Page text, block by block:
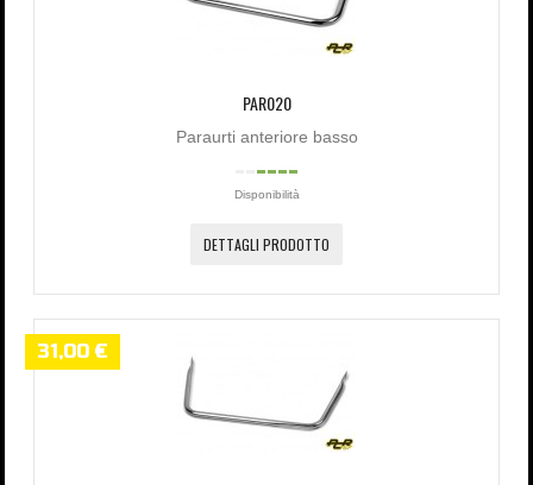
PAR020
Paraurti anteriore basso
Disponibilità
DETTAGLI PRODOTTO
31,00 €